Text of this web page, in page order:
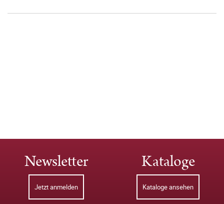
Newsletter
Jetzt anmelden
Kataloge
Kataloge ansehen